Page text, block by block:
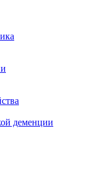
деменции